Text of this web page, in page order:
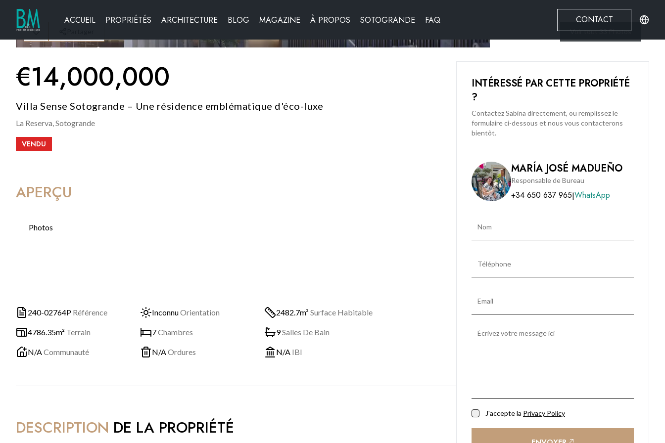
ACCUEIL PROPRIÉTÉS ARCHITECTURE BLOG MAGAZINE À PROPOS SOTOGRANDE FAQ CONTACT
Voir tout33Photos
€14,000,000
Villa Sense Sotogrande – Une résidence emblématique d'éco-luxe
La Reserva,Sotogrande
VENDU
APERÇU
Photos
240-02764P Référence InconnuOrientation 2482.7m² Surface Habitable
4786.35m² Terrain 7Chambres 9Salles De Bain
N/ACommunauté N/AOrdures N/A IBI
DESCRIPTION DE LA PROPRIÉTÉ
INTÉRESSÉ PAR CETTE PROPRIÉTÉ
?
Contactez Sabina directement, ou remplissez le
formulaire ci-dessous et nous vous contacterons
bientôt.
MARÍA JOSÉ MADUEÑO
Responsable de Bureau
+34 650 637 965|WhatsApp
J'accepte la Privacy Policy